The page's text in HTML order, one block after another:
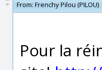
From: Frenchy Pilou (PILOU)
Pour la